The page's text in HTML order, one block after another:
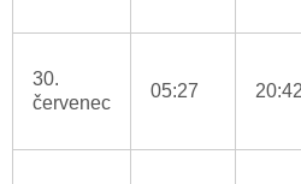
30.
červenec
05:27 20:42